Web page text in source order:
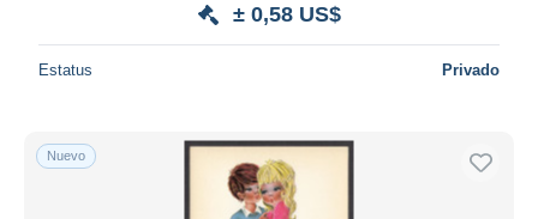
± 0,58 US$
Estatus Privado
Nuevo